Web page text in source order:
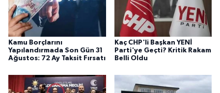
Kamu Borçlarını
Yapılandırmada Son Gün 31
Ağustos: 72 Ay Taksit Fırsatı
Kaç CHP'li Başkan YENİ
Parti'ye Geçti? Kritik Rakam
Belli Oldu